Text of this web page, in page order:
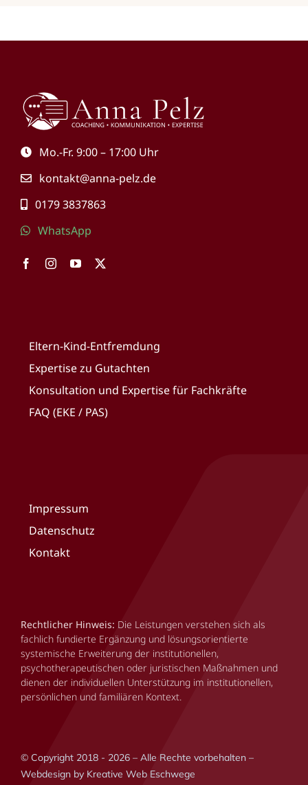
Mo.-Fr. 9:00 – 17:00 Uhr
kontakt@anna-pelz.de
0179 3837863
WhatsApp
Eltern-Kind-Entfremdung
Expertise zu Gutachten
Konsultation und Expertise für Fachkräfte
FAQ (EKE / PAS)
Impressum
Datenschutz
Kontakt
Rechtlicher Hinweis: Die Leistungen verstehen sich als
fachlich fundierte Ergänzung und lösungsorientierte
systemische Erweiterung der institutionellen,
psychotherapeutischen oder juristischen Maßnahmen und
dienen der individuellen Unterstützung im institutionellen,
persönlichen und familiären Kontext.
© Copyright 2018 - 2026 – Alle Rechte vorbehalten –
Webdesign by Kreative Web Eschwege